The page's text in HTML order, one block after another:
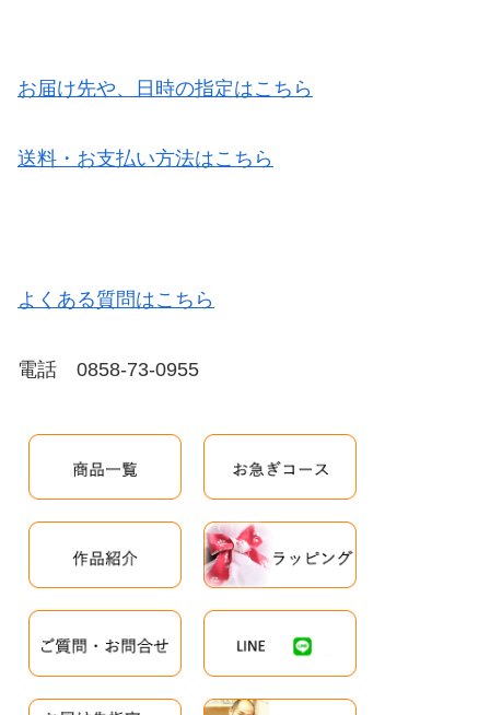
お届け先や、日時の指定はこちら
送料・お支払い方法はこちら
よくある質問はこちら
電話 0858-73-0955